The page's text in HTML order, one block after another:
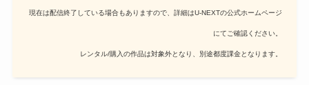
現在は配信終了している場合もありますので、詳細はU-NEXTの公式ホームページ
にてご確認ください。
レンタル/購入の作品は対象外となり、別途都度課金となります。